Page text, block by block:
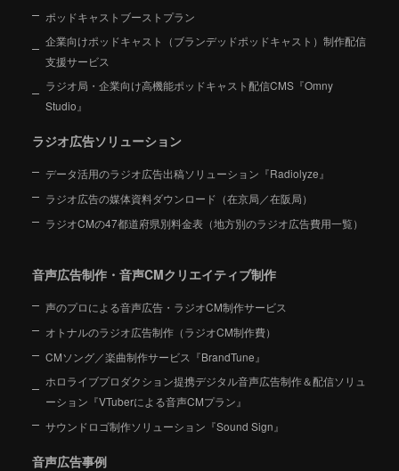
ポッドキャストブーストプラン
企業向けポッドキャスト（ブランデッドポッドキャスト）制作配信
支援サービス
ラジオ局・企業向け高機能ポッドキャスト配信CMS『Omny
Studio』
ラジオ広告ソリューション
データ活用のラジオ広告出稿ソリューション『Radiolyze』
ラジオ広告の媒体資料ダウンロード（在京局／在阪局）
ラジオCMの47都道府県別料金表（地方別のラジオ広告費用一覧）
音声広告制作・音声CMクリエイティブ制作
声のプロによる音声広告・ラジオCM制作サービス
オトナルのラジオ広告制作（ラジオCM制作費）
CMソング／楽曲制作サービス『BrandTune』
ホロライブプロダクション提携デジタル音声広告制作＆配信ソリュ
ーション 『VTuberによる音声CMプラン』
サウンドロゴ制作ソリューション『Sound Sign』
音声広告事例